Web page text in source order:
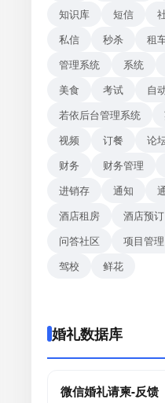
知识库
短信
私信
秒杀 租
管理系统
系统
美食
考试 自
若依后台管理系统
视频
订餐 论
财务
财务管理
进销存
通知
酒店租房
酒店预订
问答社区
项目管理
驾校
鲜花
婚礼数据库
微信婚礼请柬-反馈